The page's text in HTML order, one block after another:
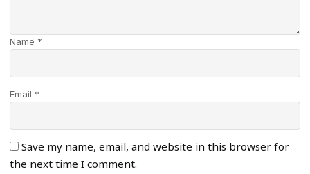
Name *
Email *
Save my name, email, and website in this browser for
the next time I comment.